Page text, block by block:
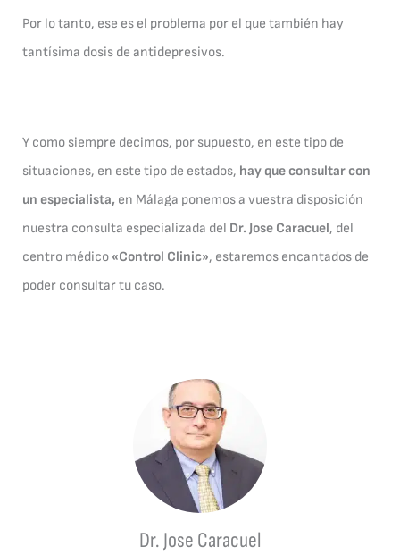
Por lo tanto, ese es el problema por el que también hay
tantísima dosis de antidepresivos.
Y como siempre decimos, por supuesto, en este tipo de
situaciones, en este tipo de estados, hay que consultar con
un especialista, en Málaga ponemos a vuestra disposición
nuestra consulta especializada del Dr. Jose Caracuel, del
centro médico «Control Clinic», estaremos encantados de
poder consultar tu caso.
Dr. Jose Caracuel